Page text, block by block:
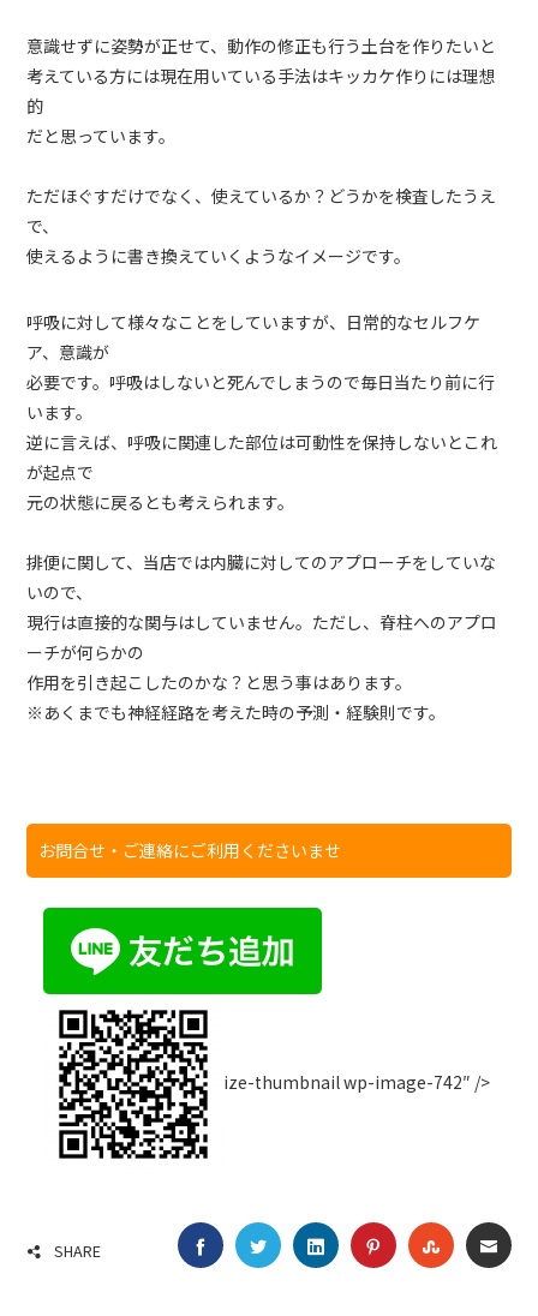
意識せずに姿勢が正せて、動作の修正も行う土台を作りたいと
考えている方には現在用いている手法はキッカケ作りには理想
的
だと思っています。
ただほぐすだけでなく、使えているか？どうかを検査したうえ
で、
使えるように書き換えていくようなイメージです。
呼吸に対して様々なことをしていますが、日常的なセルフケ
ア、意識が
必要です。呼吸はしないと死んでしまうので毎日当たり前に行
います。
逆に言えば、呼吸に関連した部位は可動性を保持しないとこれ
が起点で
元の状態に戻るとも考えられます。
排便に関して、当店では内臓に対してのアプローチをしていな
いので、
現行は直接的な関与はしていません。ただし、脊柱へのアプロ
ーチが何らかの
作用を引き起こしたのかな？と思う事はあります。
※あくまでも神経経路を考えた時の予測・経験則です。
お問合せ・ご連絡にご利用くださいませ
ize-thumbnail wp-image-742″ />
SHARE FACEBOOKTWITTERLINKEDINPINTEREST